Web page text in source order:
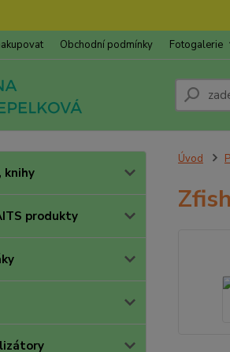
Obchodní podmínky Fotogalerie
knihy
produkty
Úvod